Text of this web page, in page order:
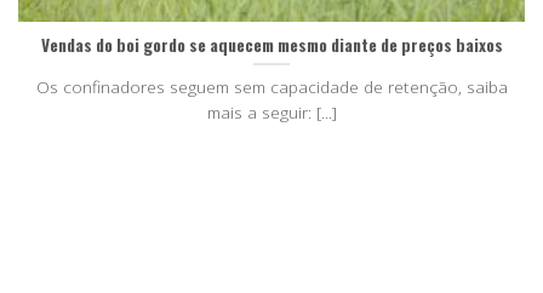
Vendas do boi gordo se aquecem mesmo diante de preços baixos
Os confinadores seguem sem capacidade de retenção, saiba
mais a seguir: [...]